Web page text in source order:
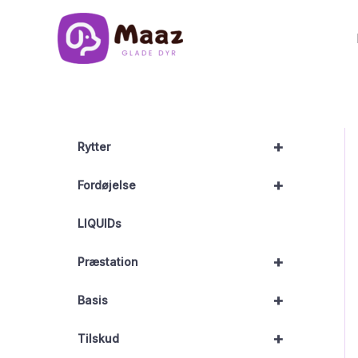
+
Rytter
+
Fordøjelse
LIQUIDs
+
Præstation
+
Basis
+
Tilskud